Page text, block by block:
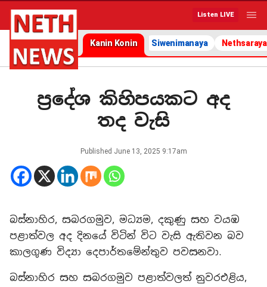
Listen LIVE
Kanin Konin Siwenimanaya Nethsaraya
ප්‍රදේශ කිහිපයකට අද
තද වැසි
Published June 13, 2025 9:17am
බස්නාහිර, සබරගමුව, මධ්‍යම, දකුණු සහ වයඹ
පළාත්වල අද දිනයේ විටින් විට වැසි ඇතිවන බව
කාලගුණ විද්‍යා දෙපාර්තමේන්තුව පවසනවා.
බස්නාහිර සහ සබරගමුව පළාත්වලත් නුවරඑළිය,